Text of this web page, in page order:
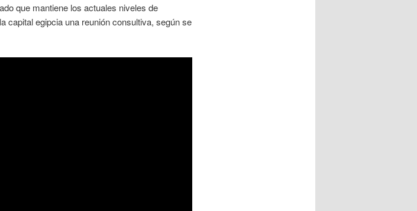
que mantiene los actuales niveles de
capital egipcia una reunión consultiva, según se